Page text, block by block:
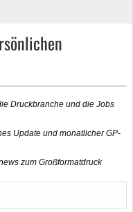
Druckbranche und die Jobs
Update und monatlicher GP-
zum Großformatdruck